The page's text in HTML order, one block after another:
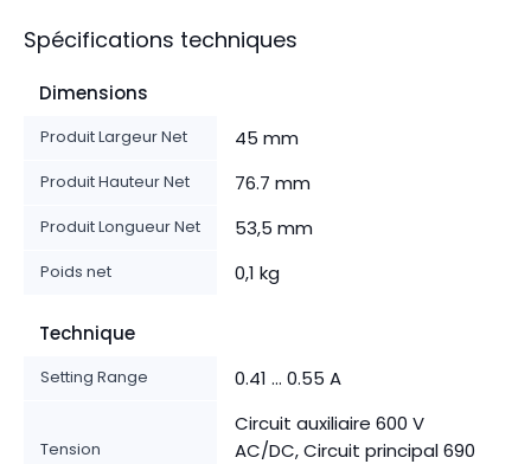
Spécifications techniques
Dimensions
Produit Largeur Net 45 mm
Produit Hauteur Net 76.7 mm
Produit Longueur Net 53,5 mm
Poids net 0,1 kg
Technique
Setting Range 0.41 ... 0.55 A
Tension
Circuit auxiliaire 600 V
AC/DC, Circuit principal 690